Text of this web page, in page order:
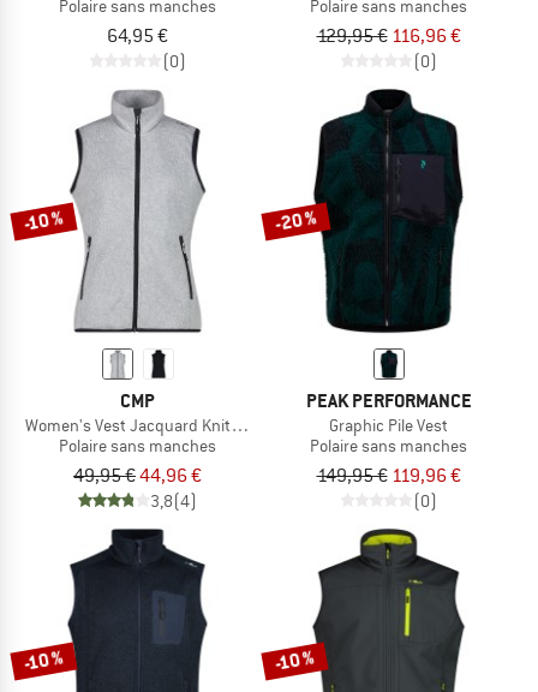
Polaire sans manches
64,95 €
(0)
Polaire sans manches
129,95 € 116,96 €
(0)
-10 %
CMP
Women's Vest Jacquard Knitted
Polaire sans manches
49,95 €44,96 €
3,8(4)
-20 %
PEAK PERFORMANCE
Graphic Pile Vest
Polaire sans manches
149,95 € 119,96 €
(0)
-10 % -10 %